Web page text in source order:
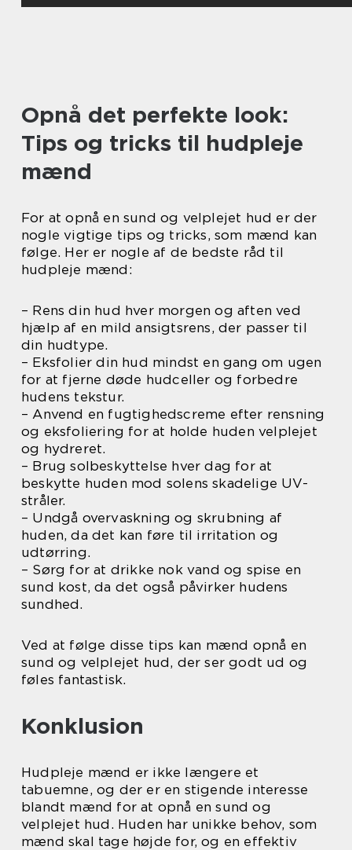
Opnå det perfekte look:
Tips og tricks til hudpleje
mænd
For at opnå en sund og velplejet hud er der
nogle vigtige tips og tricks, som mænd kan
følge. Her er nogle af de bedste råd til
hudpleje mænd:
– Rens din hud hver morgen og aften ved
hjælp af en mild ansigtsrens, der passer til
din hudtype.
– Eksfolier din hud mindst en gang om ugen
for at fjerne døde hudceller og forbedre
hudens tekstur.
– Anvend en fugtighedscreme efter rensning
og eksfoliering for at holde huden velplejet
og hydreret.
– Brug solbeskyttelse hver dag for at
beskytte huden mod solens skadelige UV-
stråler.
– Undgå overvaskning og skrubning af
huden, da det kan føre til irritation og
udtørring.
– Sørg for at drikke nok vand og spise en
sund kost, da det også påvirker hudens
sundhed.
Ved at følge disse tips kan mænd opnå en
sund og velplejet hud, der ser godt ud og
føles fantastisk.
Konklusion
Hudpleje mænd er ikke længere et
tabuemne, og der er en stigende interesse
blandt mænd for at opnå en sund og
velplejet hud. Huden har unikke behov, som
mænd skal tage højde for, og en effektiv